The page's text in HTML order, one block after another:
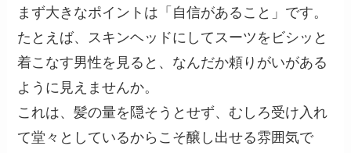
まず大きなポイントは「自信があること」です。
たとえば、スキンヘッドにしてスーツをビシッと
着こなす男性を見ると、なんだか頼りがいがある
ように見えませんか。
これは、髪の量を隠そうとせず、むしろ受け入れ
て堂々としているからこそ醸し出せる雰囲気で